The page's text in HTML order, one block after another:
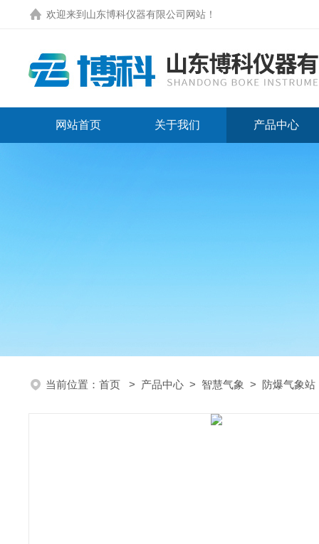
欢迎来到 山东博科仪器有限公司网站 ！
网站首页 关于我们 产品中心
当前位置： 首页 > 产品中心 > 智慧气象 > 防爆气象站